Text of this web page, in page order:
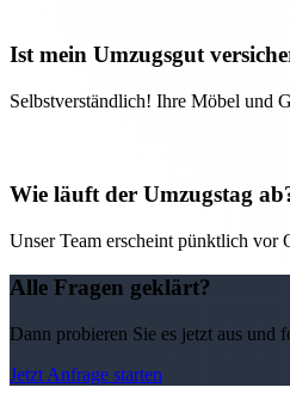
Ist mein Umzugsgut
Selbstverständlich! Ihre Möbel und
Wie läuft der Umzugstag
Unser Team erscheint pünktlich vor
Alle Fragen geklärt?
Dann probieren Sie es jetzt aus
Jetzt Anfrage starten